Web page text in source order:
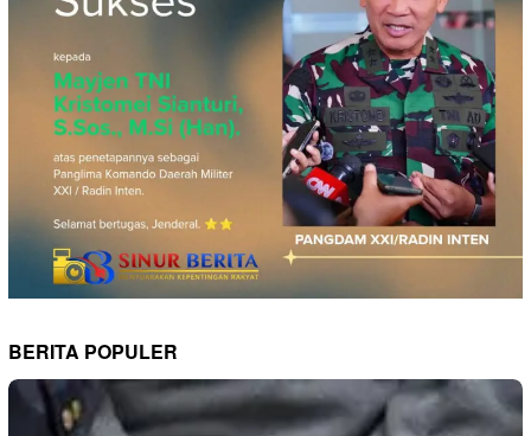
BERITA POPULER